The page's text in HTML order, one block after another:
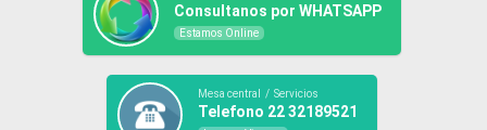
Consultanos por WHATSAPP
Estamos Online
Mesa central / Servicios
Telefono 22 32189521